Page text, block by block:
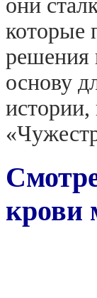
они
которые
решения
основу
истории,
крови